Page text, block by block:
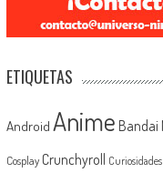
ETIQUETAS
Android Anime Bandai
Cosplay Crunchyroll Curiosidades